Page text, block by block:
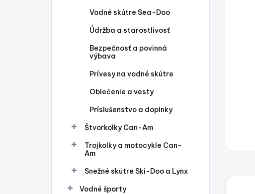
Vodné skútre Sea-Doo
Údržba a starostlivosť
Bezpečnosť a povinná
výbava
Prívesy na vodné skútre
Oblečenie a vesty
Príslušenstvo a doplnky
Štvorkolky Can-Am
Trojkolky a motocykle Can-
Am
Snežné skútre Ski-Doo a Lynx
Vodné športy